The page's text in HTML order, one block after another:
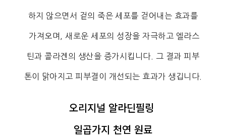
하지 않으면서 겉의 죽은 세포를 걷어내는 효과를
가져오며,새로운 세포의 성장을 자극하고 엘라스
틴과 콜라겐의 생산을 증가시킵니다. 그 결과 피부
톤이 맑아지고 피부결이 개선되는 효과가 생깁니다.
오리지널 알라딘필링
일곱가지 천연 원료